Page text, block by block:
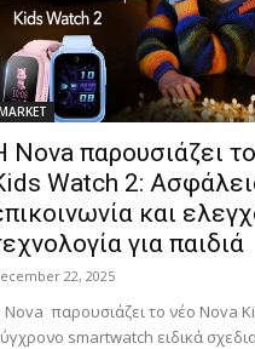
Nova παρουσιάζει
Watch 2:
και
για παιδιά
22, 2025
Nova παρουσιάζει το νέο Nova
smartwatch ειδικά